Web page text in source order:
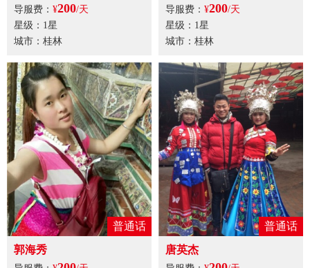
导服费： ¥200/天
星级：1星
城市：桂林
导服费： ¥200/天
星级：1星
城市：桂林
普通话
郭海秀
普通话
唐英杰